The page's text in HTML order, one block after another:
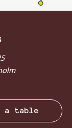
a table